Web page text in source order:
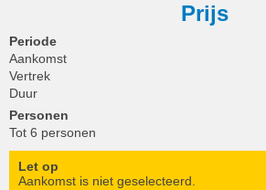
Prijs
Periode
Aankomst
Vertrek
Duur
Personen
Tot 6 personen
Let op
Aankomst is niet geselecteerd.